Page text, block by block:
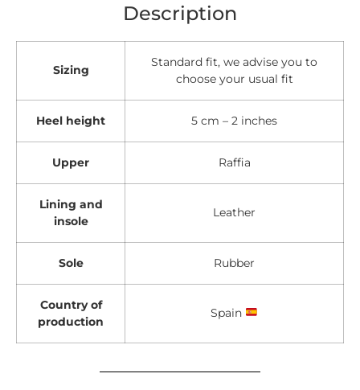
Description
Sizing
Standard fit, we advise you to
choose your usual fit
Heel height 5 cm – 2 inches
Upper Raffia
Lining and
insole
Leather
Sole Rubber
Country of
production
Spain